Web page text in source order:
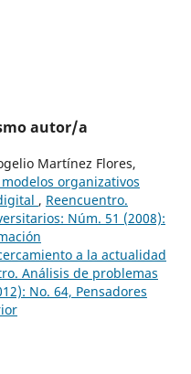
autor/a
Martínez Flores,
organizativos
, Reencuentro.
Núm. 51 (2008):
a la actualidad
Análisis de problemas
No. 64, Pensadores